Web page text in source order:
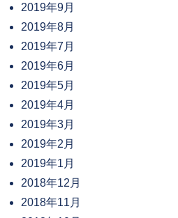
2019年9月
2019年8月
2019年7月
2019年6月
2019年5月
2019年4月
2019年3月
2019年2月
2019年1月
2018年12月
2018年11月